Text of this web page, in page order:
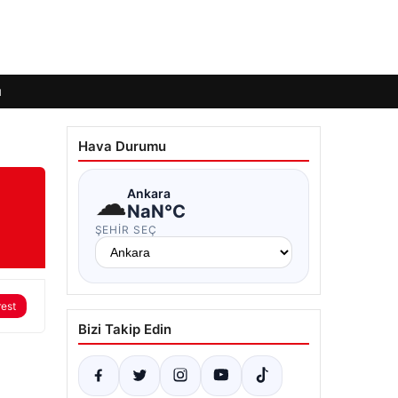
Hava Durumu
☁Ankara
NaN°C
ŞEHIR SEÇ
Bizi Takip Edin